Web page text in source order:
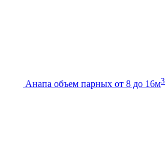
Анапа объем парных от 8 до 16м3